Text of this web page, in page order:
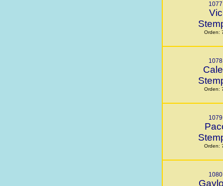
1077
Vic
Orden:
1078
Orden:
1079
Orden:
1080